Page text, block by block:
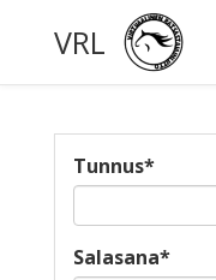
VRL
Tunnus*
Salasana*